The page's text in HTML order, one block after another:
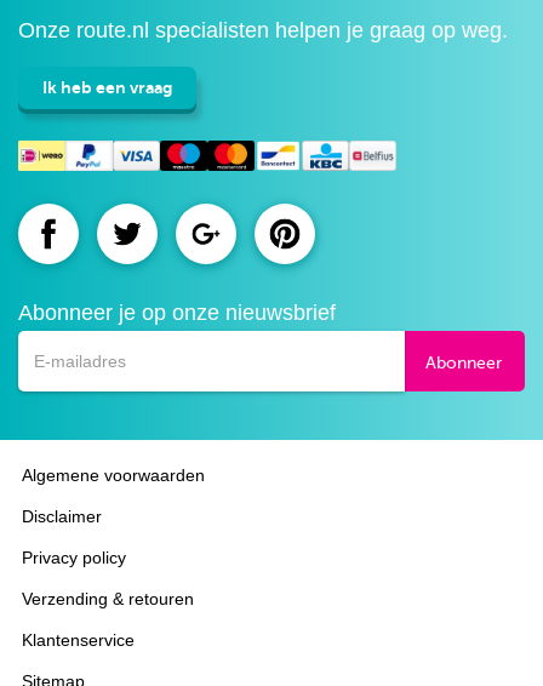
Onze route.nl specialisten helpen je graag op weg.
Ik heb een vraag
Route.nl
Facebook
Route.nlRoute.nlRoute.nl
Abonneer je op onze nieuwsbrief
Abonneer
Algemene voorwaarden
Disclaimer
Privacy policy
Verzending & retouren
Klantenservice
Sitemap